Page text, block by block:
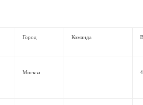
Город Команда
Москва